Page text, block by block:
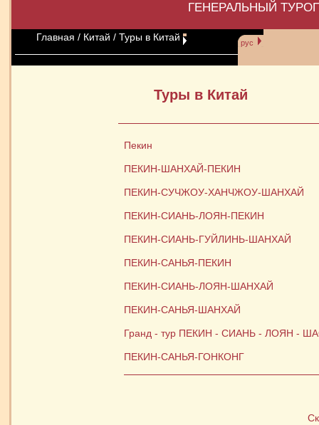
ГЕНЕРАЛЬНЫЙ
Главная / Китай / Туры в Китай рус
Туры в Китай
Пекин
ПЕКИН-ШАНХАЙ-ПЕКИН
ПЕКИН-СУЧЖОУ-ХАНЧЖОУ-ШАНХАЙ
ПЕКИН-СИАНЬ-ЛОЯН-ПЕКИН
ПЕКИН-СИАНЬ-ГУЙЛИНЬ-ШАНХАЙ
ПЕКИН-САНЬЯ-ПЕКИН
ПЕКИН-СИАНЬ-ЛОЯН-ШАНХАЙ
ПЕКИН-САНЬЯ-ШАНХАЙ
Гранд - тур ПЕКИН - СИАНЬ - ЛОЯН -
ПЕКИН-САНЬЯ-ГОНКОНГ